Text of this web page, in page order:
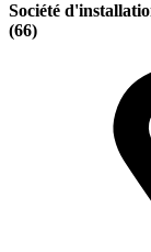
Société
(66)